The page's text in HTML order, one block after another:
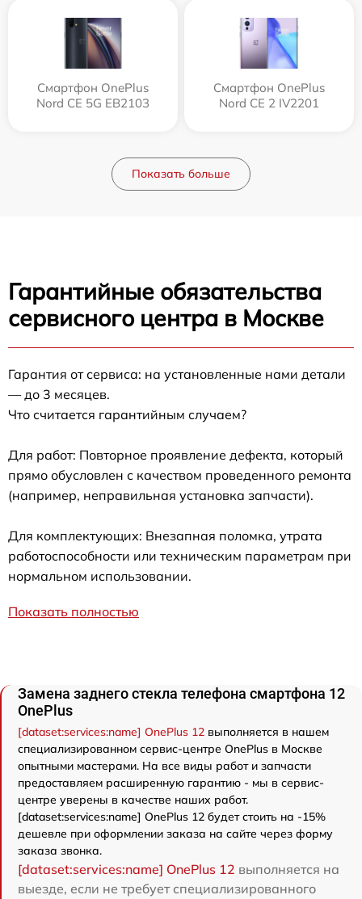
Смартфон OnePlus
Nord CE 5G EB2103
Смартфон OnePlus
Nord CE 2 IV2201
Показать больше
Гарантийные обязательства
сервисного центра в Москве
Гарантия от сервиса: на установленные нами детали
— до 3 месяцев.
Что считается гарантийным случаем?
Для работ: Повторное проявление дефекта, который
прямо обусловлен с качеством проведенного ремонта
(например, неправильная установка запчасти).
Для комплектующих: Внезапная поломка, утрата
работоспособности или техническим параметрам при
нормальном использовании.
Показать полностью
Замена заднего стекла телефона смартфона 12
OnePlus
[dataset:services:name] OnePlus 12 выполняется в нашем
специализированном сервис-центре OnePlus в Москве
опытными мастерами. На все виды работ и запчасти
предоставляем расширенную гарантию - мы в сервис-
центре уверены в качестве наших работ.
[dataset:services:name] OnePlus 12 будет стоить на -15%
дешевле при оформлении заказа на сайте через форму
заказа звонка.
[dataset:services:name] OnePlus 12 выполняется на
выезде, если не требует специализированного